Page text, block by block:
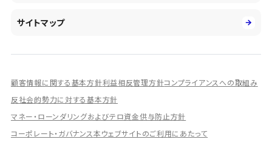
人的資本経営の取組み
有価証券報告書／四半期報告書
統合報告書
ディスクロージャー誌
IRプレゼンテーション資料
シェアードリサーチ社による調査レポート
IRに関するよくあるご質問
サイトマップ
顧客情報に関する基本方針利益相反管理方針コンプライアンスへの取組み
反社会的勢力に対する基本方針
マネー・ローンダリングおよびテロ資金供与防止方針
コーポレート・ガバナンス本ウェブサイトのご利用にあたって